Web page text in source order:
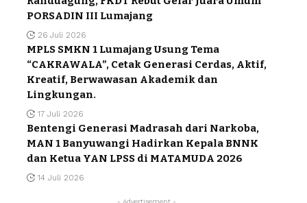
PORSADIN III Lumajang
26 Juli 2026
MPLS SMKN 1 Lumajang Usung Tema
“CAKRAWALA”, Cetak Generasi Cerdas, Aktif,
Kreatif, Berwawasan Akademik dan
Lingkungan.
17 Juli 2026
Bentengi Generasi Madrasah dari Narkoba,
MAN 1 Banyuwangi Hadirkan Kepala BNNK
dan Ketua YAN LPSS di MATAMUDA 2026
14 Juli 2026
- Advertisement -